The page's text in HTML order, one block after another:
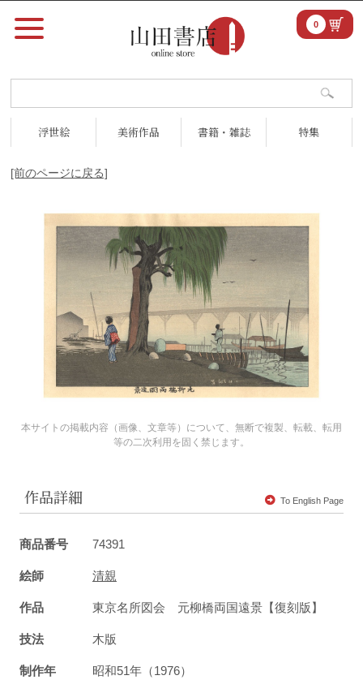
浮世絵 美術作品 書籍・雑誌 特集
0
[前のページに戻る]
本サイトの掲載内容（画像、文章等）について、無断で複製、転載、転用
等の二次利用を固く禁じます。
作品詳細 To English Page
商品番号 74391
絵師 清親
作品 東京名所図会 元柳橋両国遠景【復刻版】
技法 木版
制作年 昭和51年（1976）